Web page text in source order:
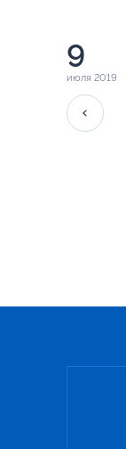
9
июля 2019